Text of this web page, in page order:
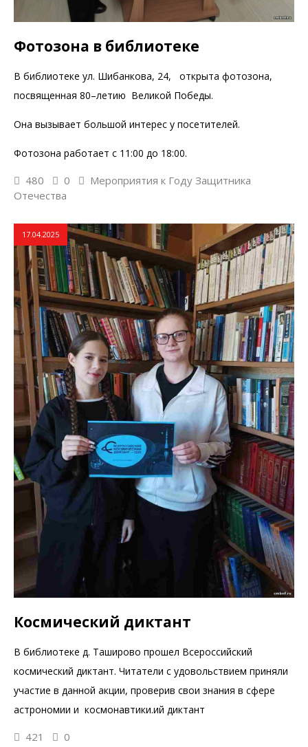
Фотозона в библиотеке
В библиотеке ул. Шибанкова, 24, открыта фотозона,
посвященная 80–летию Великой Победы.
Она вызывает большой интерес у посетителей.
Фотозона работает с 11:00 до 18:00.
480 0
Мероприятия к Году Защитника
Отечества
17.04.2025
Космический диктант
В библиотеке д. Таширово прошел Всероссийский
космический диктант. Читатели с удовольствием приняли
участие в данной акции, проверив свои знания в сфере
астрономии и космонавтики.ий диктант
421 0